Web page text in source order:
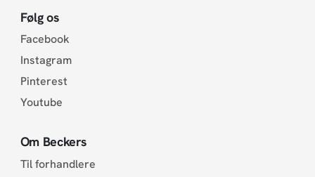
Følg os
Facebook
Instagram
Pinterest
Youtube
Om Beckers
Til forhandlere